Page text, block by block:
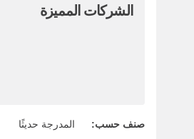
الشركات المميزة
صنف حسب: المدرجة حديثًا